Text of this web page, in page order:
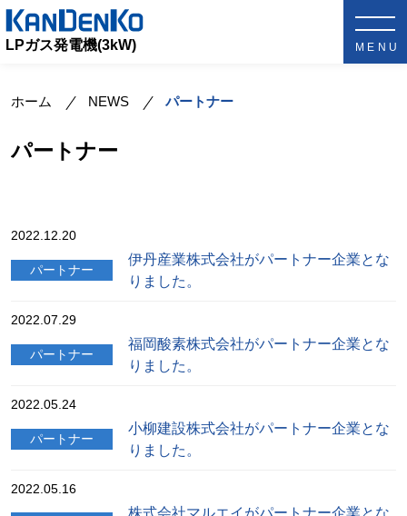
LPガス発電機(3kW)
ホーム NEWS パートナー
パートナー
2022.12.20
パートナー
伊丹産業株式会社がパートナー企業とな
りました。
2022.07.29
パートナー
福岡酸素株式会社がパートナー企業とな
りました。
2022.05.24
パートナー
小柳建設株式会社がパートナー企業とな
りました。
2022.05.16
株式会社マルエイがパートナー企業とな